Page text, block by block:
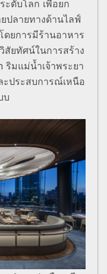
ดับโลก เพื่อยก
ปลายทางด้านไลฟ์
ดยการมีร้านอาหาร
สัยทัศน์ในการสร้าง
ริมแม่น้ำเจ้าพระยา
ประสบการณ์เหนือ
บ